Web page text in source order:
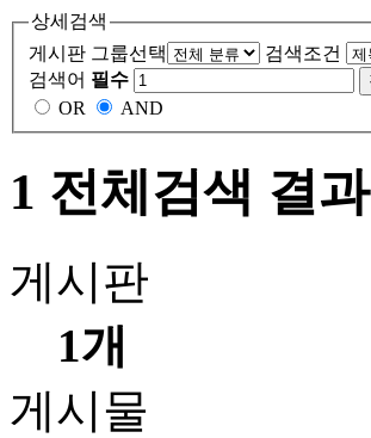
상세검색
게시판 그룹선택
검색조건
검색어 필수
OR
AND
1 전체검색 결과
게시판
1개
게시물